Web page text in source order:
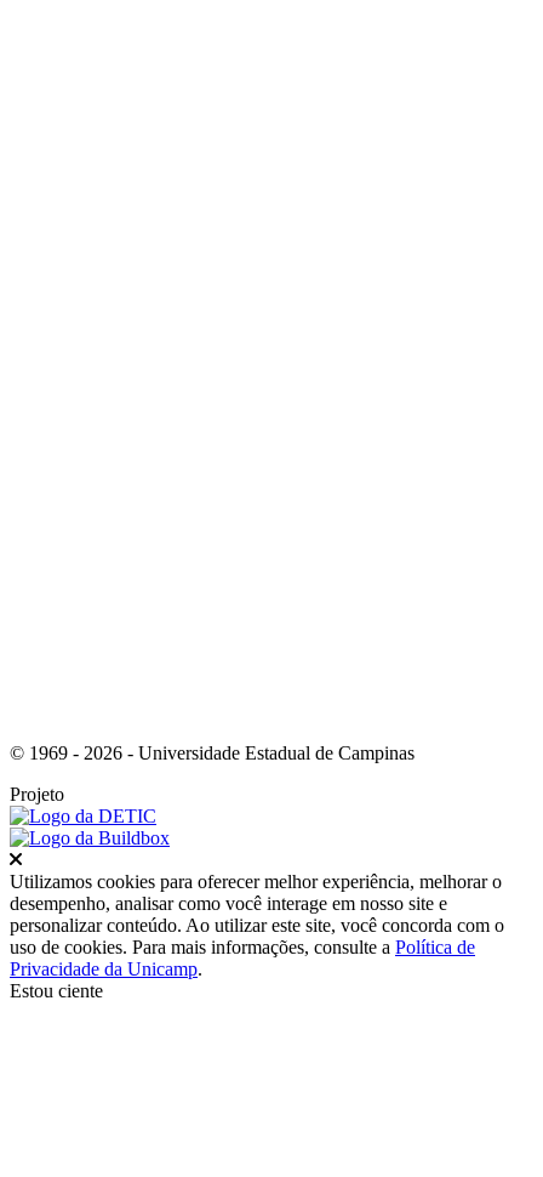
© 1969 - 2026 - Universidade Estadual de Campinas
Projeto
Fechar
Utilizamos cookies para oferecer melhor experiência, melhorar o
desempenho, analisar como você interage em nosso site e
personalizar conteúdo. Ao utilizar este site, você concorda com o
uso de cookies. Para mais informações, consulte a Política de
Privacidade da Unicamp.
Estou ciente